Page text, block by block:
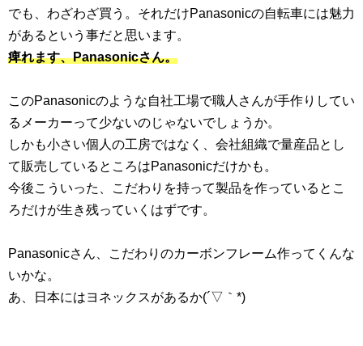
でも、わざわざ買う。それだけPanasonicの自転車には魅力
があるという事だと思います。
痺れます、Panasonicさん。
このPanasonicのような自社工場で職人さんが手作りしてい
るメーカーって少ないのじゃないでしょうか。
しかも小さい個人の工房ではなく、会社組織で量産品とし
て販売しているところはPanasonicだけかも。
今後こういった、こだわりを持って製品を作っているとこ
ろだけが生き残っていくはずです。
Panasonicさん、こだわりのカーボンフレーム作ってくんな
いかな。
あ、日本にはヨネックスがあるか(´▽｀*)